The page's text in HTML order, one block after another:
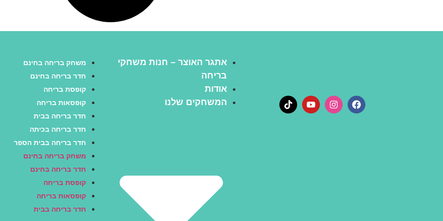
אתגר האוצר – חנות משחקי
בריחה
אודות
המשחקים שלנו
משחק בריחה בחינם
חדר בריחה בחינם
קופסת בריחה
קופסאות בריחה
חדר בריחה בבית
חדר בריחה בכיתה
חדר בריחה בבית הספר
משחק בריחה בחינם
חדר בריחה בחינם
קופסת בריחה
קופסאות בריחה
חדר בריחה בבית